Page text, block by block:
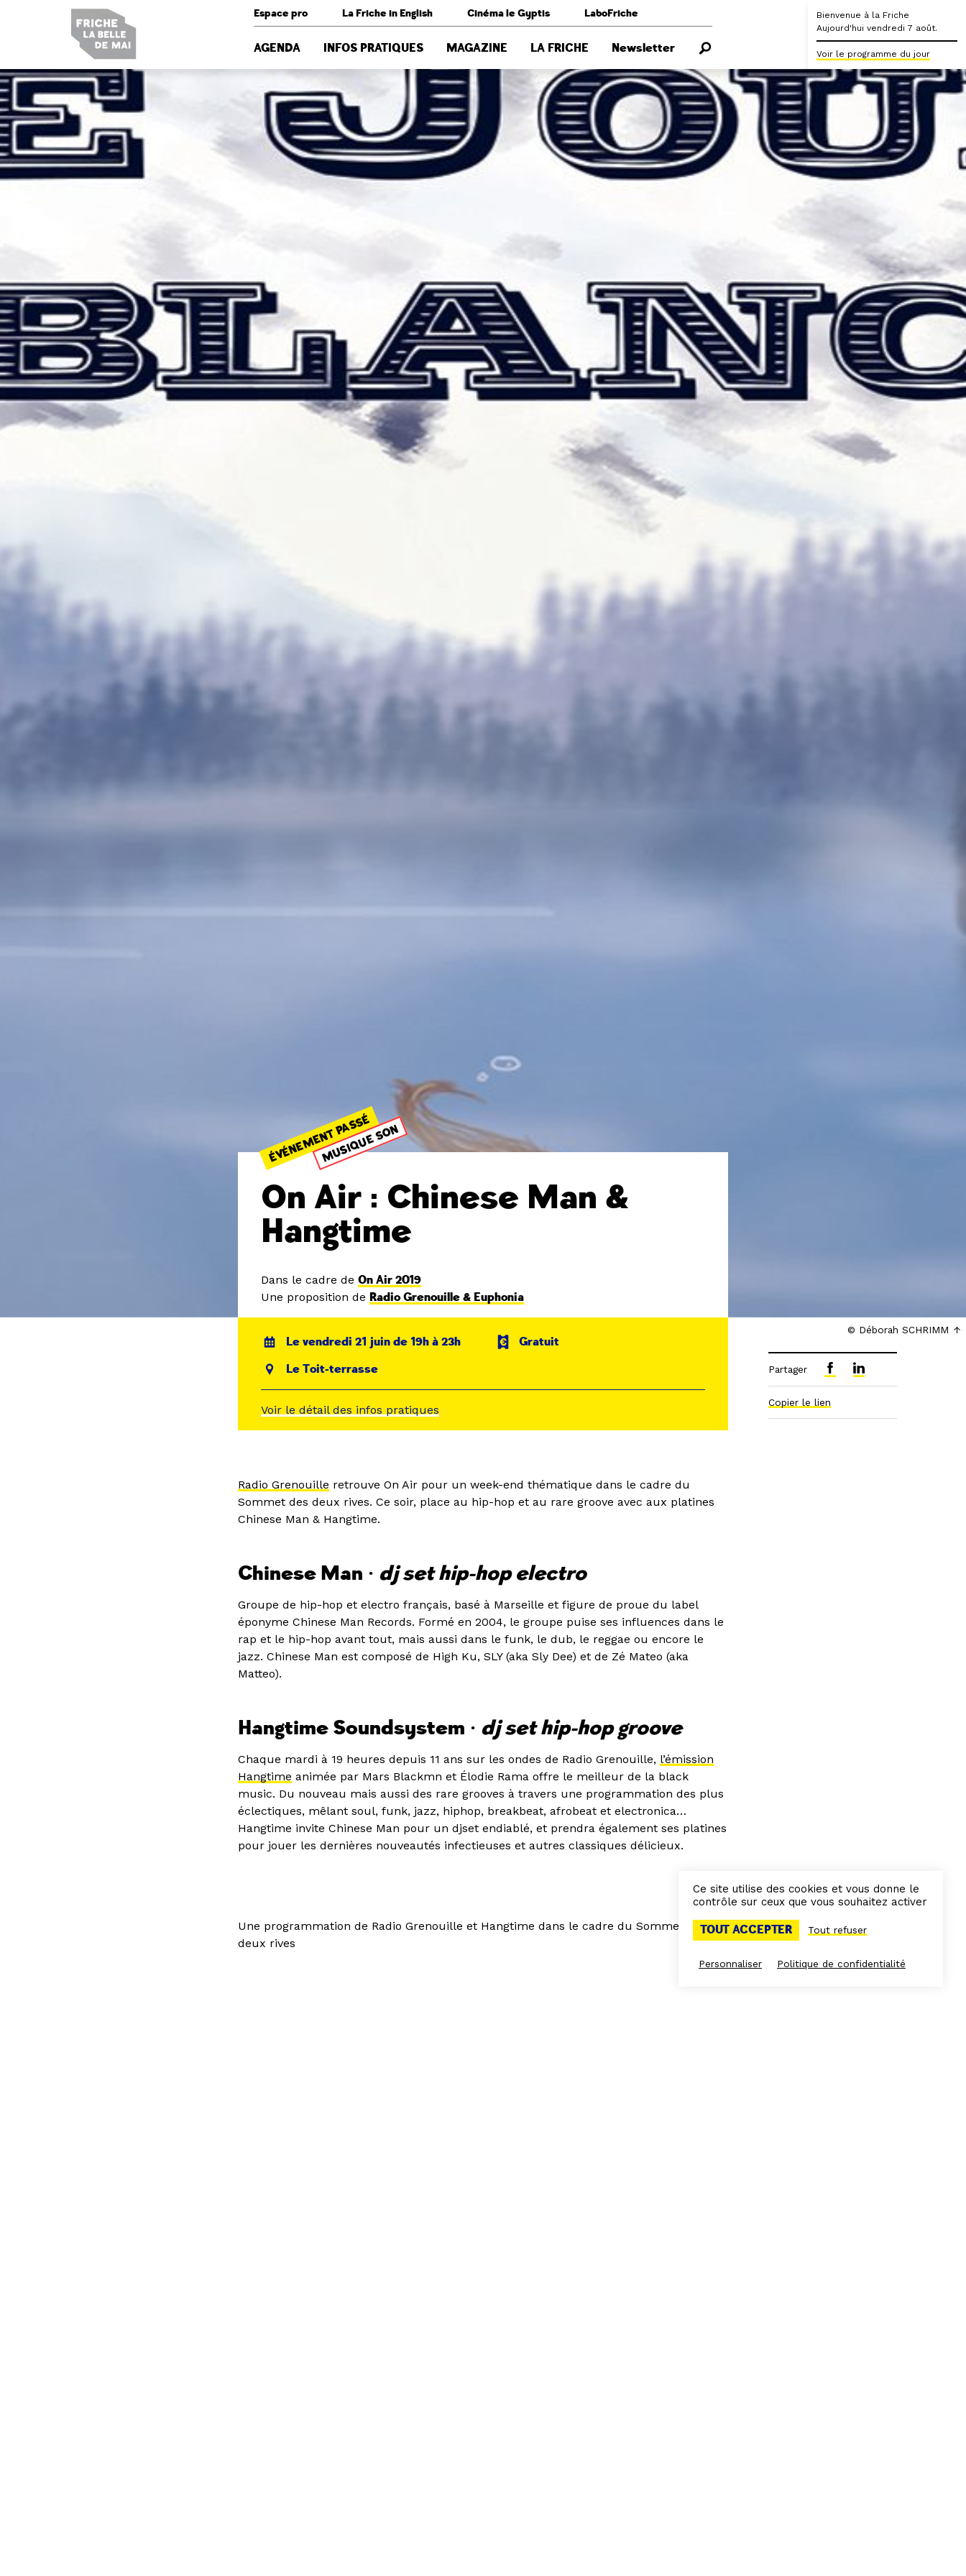
Espace pro La Friche in English Cinéma le Gyptis LaboFriche
AGENDA INFOS PRATIQUES MAGAZINE LA FRICHE Newsletter
Bienvenue à la Friche
Aujourd'hui vendredi 7 août.
Voir le programme du jour
© Déborah SCHRIMM
ÉVÉNEMENT PASSÉ
MUSIQUE SON
On Air : Chinese Man &
Hangtime
Dans le cadre deOn Air 2019
Une proposition de Radio Grenouille & Euphonia
Le vendredi 21 juin de 19h à 23h
Gratuit
Le Toit-terrasse
Voir le détail des infos pratiques
Radio Grenouille retrouve On Air pour un week-end thématique dans le cadre du
Sommet des deux rives. Ce soir, place au hip-hop et au rare groove avec aux platines
Chinese Man & Hangtime.
Chinese Man • dj set hip-hop electro
Groupe de hip-hop et electro français, basé à Marseille et figure de proue du label
éponyme Chinese Man Records. Formé en 2004, le groupe puise ses influences dans le
rap et le hip-hop avant tout, mais aussi dans le funk, le dub, le reggae ou encore le
jazz. Chinese Man est composé de High Ku, SLY (aka Sly Dee) et de Zé Mateo (aka
Matteo).
Hangtime Soundsystem • dj set hip-hop groove
Chaque mardi à 19 heures depuis 11 ans sur les ondes de Radio Grenouille, l’émission
Hangtime animée par Mars Blackmn et Élodie Rama offre le meilleur de la black
music. Du nouveau mais aussi des rare grooves à travers une programmation des plus
éclectiques, mêlant soul, funk, jazz, hiphop, breakbeat, afrobeat et electronica…
Hangtime invite Chinese Man pour un djset endiablé, et prendra également ses platines
pour jouer les dernières nouveautés infectieuses et autres classiques délicieux.
Une programmation de Radio Grenouille et Hangtime dans le cadre du Sommet des
deux rives
Partager
Copier le lien
Panneau de gestion des cookies
Ce site utilise des cookies et vous donne le
contrôle sur ceux que vous souhaitez activer
TOUT ACCEPTER Tout refuser
Personnaliser Politique de confidentialité